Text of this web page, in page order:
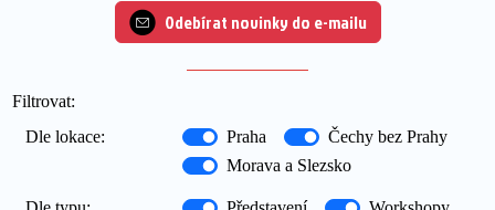
Odebírat novinky do e-mailu
Filtrovat:
Dle lokace:
Praha
Čechy bez Prahy
Morava a Slezsko